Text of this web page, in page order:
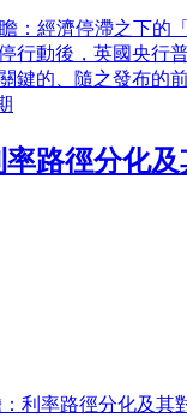
：經濟停滯之下的
行動後，英國央行
鍵的、隨之發布的
路徑分化
利率路徑分化及其